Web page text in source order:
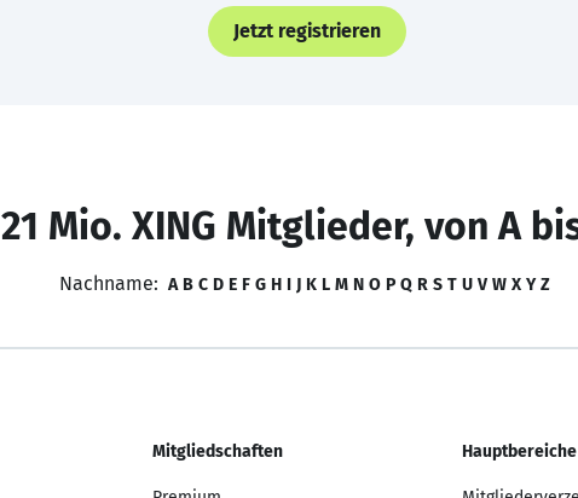
Jetzt registrieren
21 Mio. XING Mitglieder, von A
Nachname: A B C D E F G H I J K L M N O P Q R S T U V W X Y Z
Mitgliedschaften Hauptbereiche